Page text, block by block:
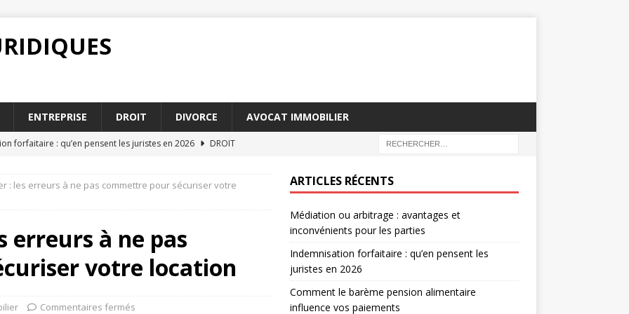
ENTREPRISE DROIT DIVORCE AVOCAT IMMOBILIER
forfaitaire : qu’en pensent les juristes en 2026
DROIT
de travail : points essentiels
ENTREPRISE
arbitrage : avantages et inconvénients pour les parties
: les erreurs à ne pas commettre pour sécuriser votre
erreurs à ne pas
votre location
Commentaires fermés
ARTICLES RÉCENTS
Médiation ou arbitrage : avantages et
inconvénients pour les parties
Indemnisation forfaitaire : qu’en pensent les
juristes en 2026
Comment le barème pension alimentaire
influence vos paiements